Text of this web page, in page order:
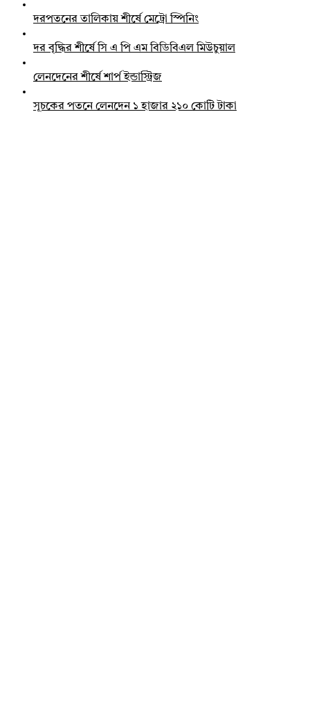
দরপতনের তালিকায় শীর্ষে মেট্রো স্পিনিং
দর বৃদ্ধির শীর্ষে সি এ পি এম বিডিবিএল মিউচুয়াল
লেনদেনের শীর্ষে শার্প ইন্ডাস্ট্রিজ
সূচকের পতনে লেনদেন ১ হাজার ২১০ কোটি টাকা